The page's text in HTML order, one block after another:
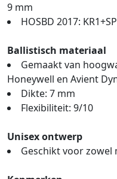
9 mm
HOSBD 2017:
Ballistisch materiaal
Gemaakt van
Honeywell en Avient
Dikte: 7 mm
Flexibiliteit: 9/10
Unisex ontwerp
Geschikt voor zowel